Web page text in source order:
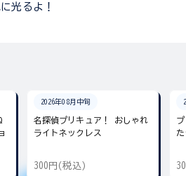
光るよ！
2026年08月中旬
名探偵プリキュア！ おしゃれ
ライトネックレス
300円(税込)